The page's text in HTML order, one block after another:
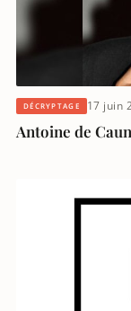
DÉCRYPTAGE 17 juin
Antoine de